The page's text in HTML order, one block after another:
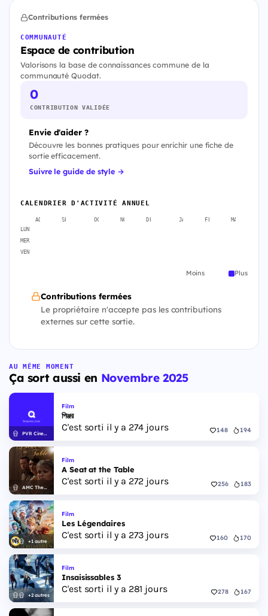
Contributions fermées
COMMUNAUTÉ
Espace de contribution
Valorisons la base de connaissances commune de la
communauté Quodat.
0
CONTRIBUTION VALIDÉE
Envie d'aider ?
Découvre les bonnes pratiques pour enrichir une fiche de
sortie efficacement.
Suivre le guide de style →
CALENDRIER D'ACTIVITÉ ANNUEL
AOÛT SEPT. OCT. NOV. DÉC. JANV. FÉVR. MARS
LUN
MER
VEN
Moins Plus
Contributions fermées
Le propriétaire n'accepte pas les contributions
externes sur cette sortie.
AU MÊME MOMENT
Ça sort aussi en Novembre 2025
PVR Cinemas
Film
পিঞ্জর
C'est sorti il y a 274 jours 148 194
AMC Theatres
Film
A Seat at the Table
C'est sorti il y a 272 jours 256 183
+1 autre
Film
Les Légendaires
C'est sorti il y a 273 jours 160 170
+2 autres
Film
Insaisissables 3
C'est sorti il y a 281 jours 278 167